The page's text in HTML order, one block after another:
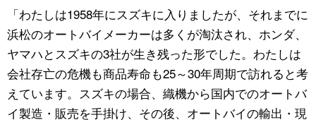
「わたしは1958年にスズキに入りましたが、それまでに
浜松のオートバイメーカーは多くが淘汰され、ホンダ、
ヤマハとスズキの3社が生き残った形でした。わたしは
会社存亡の危機も商品寿命も25～30年周期で訪れると考
えています。スズキの場合、織機から国内でのオートバ
イ製造・販売を手掛け、その後、オートバイの輸出・現